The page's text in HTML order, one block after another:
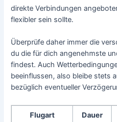
direkte Verbindungen
flexibler sein sollte.
Überprüfe daher immer die
du die für dich angenehmste
findest. Auch
beeinflussen, also bleibe stets
bezüglich eventueller
Flugart Dauer